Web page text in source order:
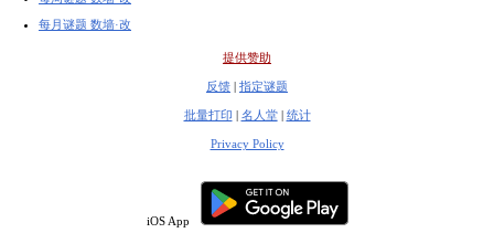
每月谜题 数墙·改
提供赞助
反馈 | 指定谜题
批量打印 | 名人堂| 统计
Privacy Policy
iOS App